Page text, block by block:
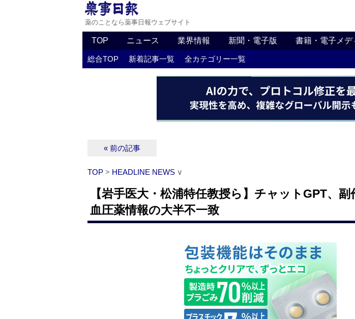
薬のことなら薬事日報ウェブサイト
TOP ニュース 業界情報 新聞・電子版 書籍・電子メデ
総合TOP 新着記事一覧 全カテゴリー一覧
« 前の記事
TOP > HEADLINE NEWS ∨
【岩手医大・松浦特任教授ら】チャットGPT、副
血圧薬情報の大半不一致